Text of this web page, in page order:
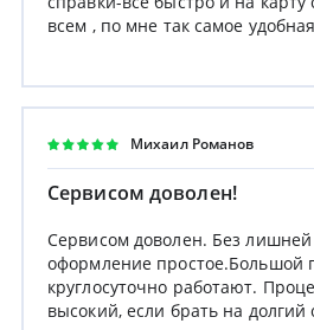
всем , по мне так самое
Михаил Романов
Сервисом доволен!
Сервисом доволен. Без
оформление простое.Большой
круглосуточно работают.
высокий, если брать на долгий